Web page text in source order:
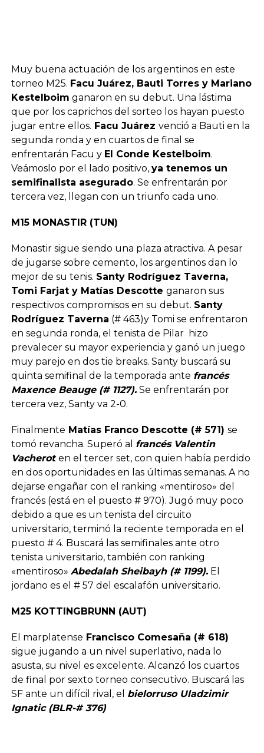
Muy buena actuación de los argentinos en este
torneo M25. Facu Juárez, Bauti Torres y Mariano
Kestelboim ganaron en su debut. Una lástima
que por los caprichos del sorteo los hayan puesto
jugar entre ellos. Facu Juárez venció a Bauti en la
segunda ronda y en cuartos de final se
enfrentarán Facu y El Conde Kestelboim.
Veámoslo por el lado positivo, ya tenemos un
semifinalista asegurado. Se enfrentarán por
tercera vez, llegan con un triunfo cada uno.
M15 MONASTIR (TUN)
Monastir sigue siendo una plaza atractiva. A pesar
de jugarse sobre cemento, los argentinos dan lo
mejor de su tenis. Santy Rodríguez Taverna,
Tomi Farjat y Matías Descotte ganaron sus
respectivos compromisos en su debut. Santy
Rodríguez Taverna (# 463)y Tomi se enfrentaron
en segunda ronda, el tenista de Pilar hizo
prevalecer su mayor experiencia y ganó un juego
muy parejo en dos tie breaks. Santy buscará su
quinta semifinal de la temporada ante francés
Maxence Beauge (# 1127).Se enfrentarán por
tercera vez, Santy va 2-0.
Finalmente Matías Franco Descotte (# 571) se
tomó revancha. Superó al francés Valentin
Vacheroten el tercer set, con quien había perdido
en dos oportunidades en las últimas semanas. A no
dejarse engañar con el ranking «mentiroso» del
francés (está en el puesto # 970). Jugó muy poco
debido a que es un tenista del circuito
universitario, terminó la reciente temporada en el
puesto # 4. Buscará las semifinales ante otro
tenista universitario, también con ranking
«mentiroso» Abedalah Sheibayh (# 1199).El
jordano es el # 57 del escalafón universitario.
M25 KOTTINGBRUNN (AUT)
El marplatense Francisco Comesaña (# 618)
sigue jugando a un nivel superlativo, nada lo
asusta, su nivel es excelente. Alcanzó los cuartos
de final por sexto torneo consecutivo. Buscará las
SF ante un difícil rival, el bielorruso Uladzimir
Ignatic (BLR-# 376)